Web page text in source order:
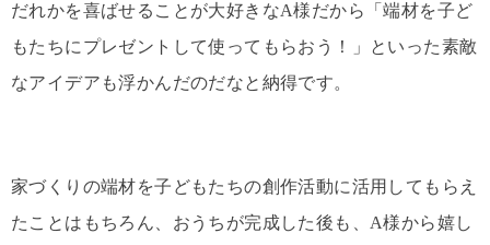
だれかを喜ばせることが大好きなA様だから「端材を子ど
もたちにプレゼントして使ってもらおう！」といった素敵
なアイデアも浮かんだのだなと納得です。
家づくりの端材を子どもたちの創作活動に活用してもらえ
たことはもちろん、おうちが完成した後も、A様から嬉し